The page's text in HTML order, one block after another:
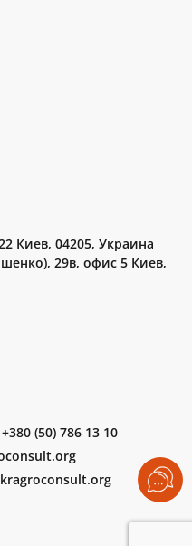
Киев, 04205, Украина
29в, офис 5 Киев,
+380 (50) 786 13 10